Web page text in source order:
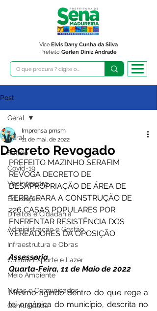
Prefeito Gerlen Diniz Andrade
Vice Elvis Dany Cunha da Silva
Post
Geral
Saúde
Covid-19
Vacinômetro
Educação
Direitos e Cidadania
Administração e Gestão
Infraestrutura e Obras
Cultura Esporte e Lazer
Meio Ambiente
Notas e Comunicados
Comunidade
Geral
Decreto Revogado
Imprensa pmsm
11 de mai. de 2022
PREFEITO MAZINHO SERAFIM
REVOGA DECRETO DE
DESAPROPRIAÇÃO DE ÁREA DE
TERRA PARA A CONSTRUÇÃO DE
226 CASAS POPULARES POR
ENFRENTAR RESISTÊNCIA DOS
VEREADORES DA OPOSIÇÃO
Assessoria
Quarta-Feira, 11 de Maio de 2022
Mesmo agindo dentro do que rege a
lei orgânica do município, descrita no